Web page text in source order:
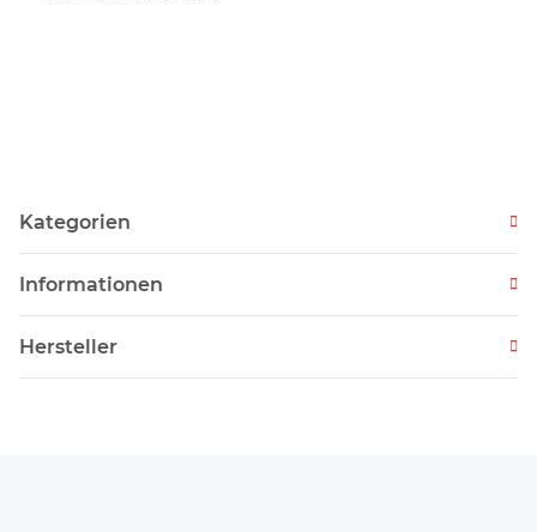
Kategorien
Informationen
Hersteller